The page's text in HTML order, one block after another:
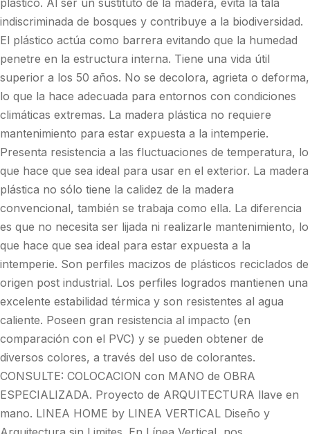
plástico. Al ser un sustituto de la madera, evita la tala
indiscriminada de bosques y contribuye a la biodiversidad.
El plástico actúa como barrera evitando que la humedad
penetre en la estructura interna. Tiene una vida útil
superior a los 50 años. No se decolora, agrieta o deforma,
lo que la hace adecuada para entornos con condiciones
climáticas extremas. La madera plástica no requiere
mantenimiento para estar expuesta a la intemperie.
Presenta resistencia a las fluctuaciones de temperatura, lo
que hace que sea ideal para usar en el exterior. La madera
plástica no sólo tiene la calidez de la madera
convencional, también se trabaja como ella. La diferencia
es que no necesita ser lijada ni realizarle mantenimiento, lo
que hace que sea ideal para estar expuesta a la
intemperie. Son perfiles macizos de plásticos reciclados de
origen post industrial. Los perfiles logrados mantienen una
excelente estabilidad térmica y son resistentes al agua
caliente. Poseen gran resistencia al impacto (en
comparación con el PVC) y se pueden obtener de
diversos colores, a través del uso de colorantes.
CONSULTE: COLOCACION con MANO de OBRA
ESPECIALIZADA. Proyecto de ARQUITECTURA llave en
mano. LINEA HOME by LINEA VERTICAL Diseño y